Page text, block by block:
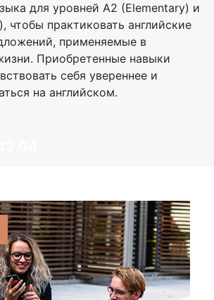
для уровней A2 (Elementary) и
чтобы практиковать английские
применяемые в
Приобретенные навыки
себя увереннее и
на английском.